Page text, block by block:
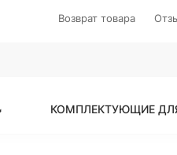
Возврат товара
КОМПЛЕКТУЮЩИЕ